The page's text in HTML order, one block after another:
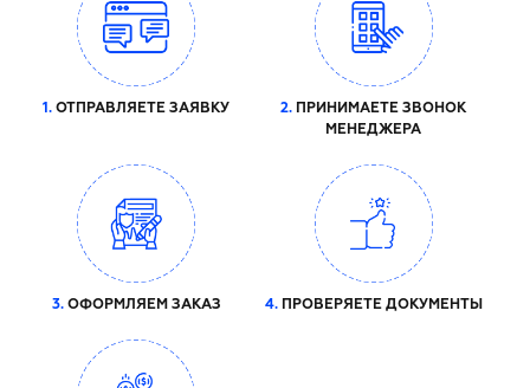
1. ОТПРАВЛЯЕТЕ ЗАЯВКУ 2. ПРИНИМАЕТЕ ЗВОНОК
МЕНЕДЖЕРА
3.ОФОРМЛЯЕМ ЗАКАЗ 4.ПРОВЕРЯЕТЕ ДОКУМЕНТЫ